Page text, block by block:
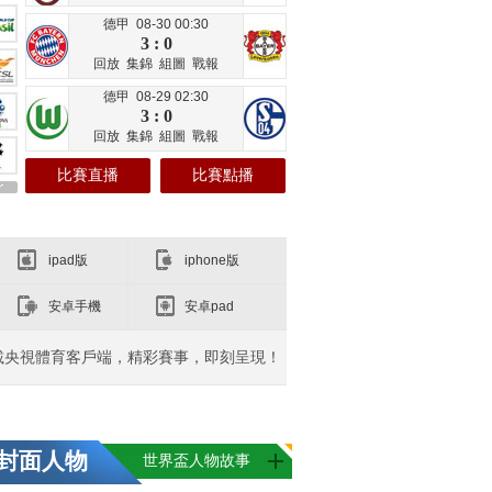
德甲 08-30 00:30
3 : 0
回放 集錦 組圖 戰報
德甲 08-29 02:30
3 : 0
回放 集錦 組圖 戰報
比賽直播 比賽點播
ipad版 iphone版
安卓手機 安卓pad
央視體育客戶端，精彩賽事，即刻呈現！
面人物 世界盃人物故事